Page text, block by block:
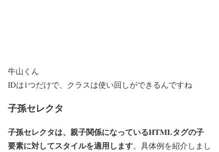
牛山くん
IDは1つだけで、クラスは使い回しができるんですね
子孫セレクタ
子孫セレクタは、親子関係になっているHTMLタグの子
要素に対してスタイルを適用します。具体例を紹介しまし